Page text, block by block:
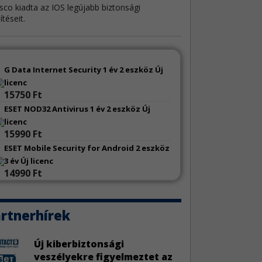
kiadta az IOS legújabb biztonsági
4
frissítések
hez négy biztonsági frissítés érkezett.
alkalmazásfrissítések
számos alkalmazásához adott ki
frissítéseket.
biztonsági hibajavítás
egy biztonsági javítást adott ki egyes
megoldásaihoz.
N-central hibák
G Data Internet Security 1 év 2 eszköz Új
licenc
15750 Ft
ESET NOD32 Antivirus 1 év 2 eszköz Új
licenc
15990 Ft
ESET Mobile Security for Android 2 eszköz
3 év Új licenc
14990 Ft
Új kiberbiztonsági
veszélyekre figyelmeztet az